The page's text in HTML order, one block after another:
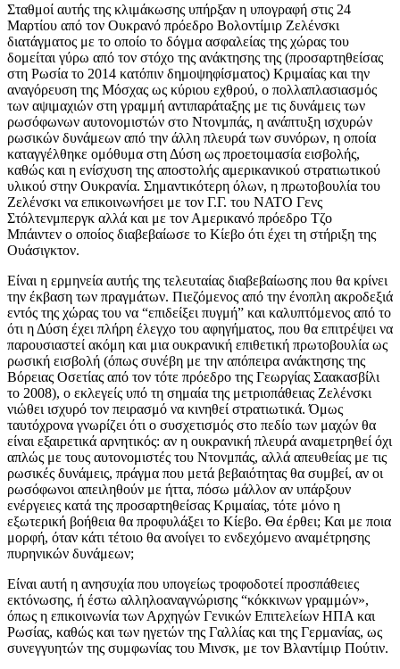
Σταθμοί αυτής της κλιμάκωσης υπήρξαν η υπογραφή στις 24
Μαρτίου από τον Ουκρανό πρόεδρο Βολοντίμιρ Ζελένσκι
διατάγματος με το οποίο το δόγμα ασφαλείας της χώρας του
δομείται γύρω από τον στόχο της ανάκτησης της (προσαρτηθείσας
στη Ρωσία το 2014 κατόπιν δημοψηφίσματος) Κριμαίας και την
αναγόρευση της Μόσχας ως κύριου εχθρού, ο πολλαπλασιασμός
των αψιμαχιών στη γραμμή αντιπαράταξης με τις δυνάμεις των
ρωσόφωνων αυτονομιστών στο Ντονμπάς, η ανάπτυξη ισχυρών
ρωσικών δυνάμεων από την άλλη πλευρά των συνόρων, η οποία
καταγγέλθηκε ομόθυμα στη Δύση ως προετοιμασία εισβολής,
καθώς και η ενίσχυση της αποστολής αμερικανικού στρατιωτικού
υλικού στην Ουκρανία. Σημαντικότερη όλων, η πρωτοβουλία του
Ζελένσκι να επικοινωνήσει με τον Γ.Γ. του ΝΑΤΟ Γενς
Στόλτενμπεργκ αλλά και με τον Αμερικανό πρόεδρο Τζο
Μπάιντεν ο οποίος διαβεβαίωσε το Κίεβο ότι έχει τη στήριξη της
Ουάσιγκτον.
Είναι η ερμηνεία αυτής της τελευταίας διαβεβαίωσης που θα κρίνει
την έκβαση των πραγμάτων. Πιεζόμενος από την ένοπλη ακροδεξιά
εντός της χώρας του να “επιδείξει πυγμή” και καλυπτόμενος από το
ότι η Δύση έχει πλήρη έλεγχο του αφηγήματος, που θα επιτρέψει να
παρουσιαστεί ακόμη και μια ουκρανική επιθετική πρωτοβουλία ως
ρωσική εισβολή (όπως συνέβη με την απόπειρα ανάκτησης της
Βόρειας Οσετίας από τον τότε πρόεδρο της Γεωργίας Σαακασβίλι
το 2008), ο εκλεγείς υπό τη σημαία της μετριοπάθειας Ζελένσκι
νιώθει ισχυρό τον πειρασμό να κινηθεί στρατιωτικά. Όμως
ταυτόχρονα γνωρίζει ότι ο συσχετισμός στο πεδίο των μαχών θα
είναι εξαιρετικά αρνητικός: αν η ουκρανική πλευρά αναμετρηθεί όχι
απλώς με τους αυτονομιστές του Ντονμπάς, αλλά απευθείας με τις
ρωσικές δυνάμεις, πράγμα που μετά βεβαιότητας θα συμβεί, αν οι
ρωσόφωνοι απειληθούν με ήττα, πόσω μάλλον αν υπάρξουν
ενέργειες κατά της προσαρτηθείσας Κριμαίας, τότε μόνο η
εξωτερική βοήθεια θα προφυλάξει το Κίεβο. Θα έρθει; Και με ποια
μορφή, όταν κάτι τέτοιο θα ανοίγει το ενδεχόμενο αναμέτρησης
πυρηνικών δυνάμεων;
Είναι αυτή η ανησυχία που υπογείως τροφοδοτεί προσπάθειες
εκτόνωσης, ή έστω αλληλοαναγνώρισης “κόκκινων γραμμών»,
όπως η επικοινωνία των Αρχηγών Γενικών Επιτελείων ΗΠΑ και
Ρωσίας, καθώς και των ηγετών της Γαλλίας και της Γερμανίας, ως
συνεγγυητών της συμφωνίας του Μινσκ, με τον Βλαντίμιρ Πούτιν.